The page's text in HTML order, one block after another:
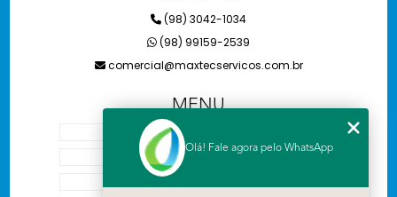
(98) 3042-1034
(98) 99159-2539
comercial@maxtecservicos.com.br
MENU
SOBRE NÓS
Olá! Fale agora pelo WhatsApp